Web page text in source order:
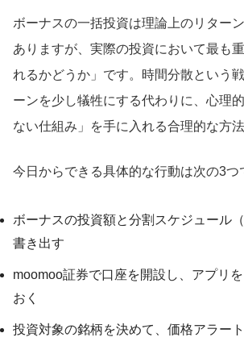
ボーナスの一括投資は理論上のリター
ありますが、実際の投資において最も
れるかどうか」です。時間分散という
ーンを少し犠牲にする代わりに、心理
ない仕組み」を手に入れる合理的な方法
今日からできる具体的な行動は次の3つ
ボーナスの投資額と分割スケジュール
書き出す
moomoo証券で口座を開設し、アプリ
おく
投資対象の銘柄を決めて、価格アラー